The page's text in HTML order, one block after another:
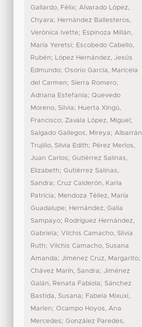
Gallardo, Félix; Alvarado López,
Chyara; Hernández Ballesteros,
Verónica Ivette; Espinoza Millán,
María Yeretsi; Escobedo Cabello,
Rubén; López Hernández, Jesús
Edmundo; Osorio García, Maricela
del Carmen; Sierra Romero,
Adriana Estefanía; Quevedo
Moreno, Silvia; Huerta Xingú,
Francisco; Zavala López, Miguel ;
Salgado Gallegos, Mireya; Albarrán
Trujillo, Silvia Edith; Pérez Merlos,
Juan Carlos; Gutiérrez Salinas,
Elizabeth; Gutiérrez Salinas,
Sandra; Cruz Calderón, Karla
Patricia; Mendoza Téllez, María
Guadalupe; Hernández, Galia
Sampayo; Rodríguez Hernández,
Gabriela; Vilchis Camacho, Silvia
Ruth; Vilchis Camacho, Susana
Amanda; Jiménez Cruz, Margarito;
Chávez Marín, Sandra; Jiménez
Galán, Renata Fabiola; Sánchez
Bastida, Susana; Fabela Mixuxi,
Marlen; Ocampo Hoyos, Ana
Mercedes; González Paredes,